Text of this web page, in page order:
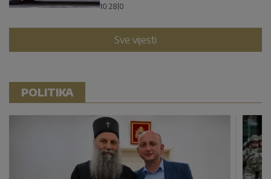
10:28 0
Sve vijesti
POLITIKA